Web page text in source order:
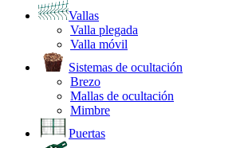
Vallas
Valla plegada
Valla móvil
Sistemas de ocultación
Brezo
Mallas de ocultación
Mimbre
Puertas